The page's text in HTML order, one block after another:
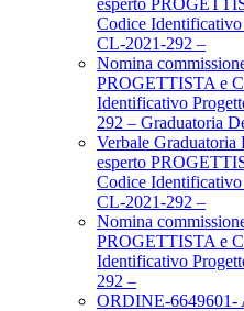
esperto
Codice
CL-2021-292 –
Nomina
PROGETTISTA e
Identificativo
292 – Graduatoria
Verbale Graduatoria
esperto
Codice
CL-2021-292 –
Nomina
PROGETTISTA e
Identificativo
292 –
ORDINE-6649601-